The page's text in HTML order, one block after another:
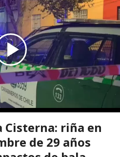
Cisterna: riña en
de 29 años